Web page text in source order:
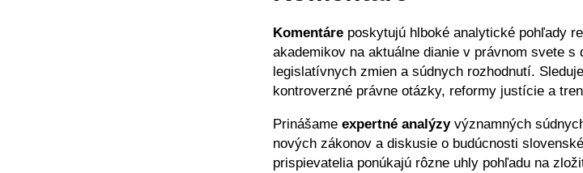
Komentáre poskytujú hlboké analytické pohľady
akademikov na aktuálne dianie v právnom svete s
legislatívnych zmien a súdnych rozhodnutí.
kontroverzné právne otázky, reformy justície a
Prinášame expert­né analýzyvýznamných
nových zákonov a diskusie o budúcnosti
prispievatelia ponúkajú rôzne uhly pohľadu na